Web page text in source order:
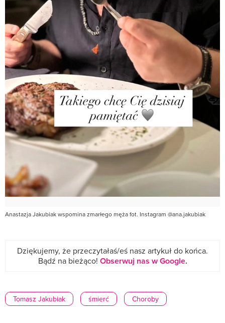
Anastazja Jakubiak wspomina zmarłego męża fot. Instagram @ana.jakubiak
Dziękujemy, że przeczytałaś/eś nasz artykuł do końca.
Bądź na bieżąco! Obserwuj nas w Google.
Tomasz Jakubiak śmierć Choroby